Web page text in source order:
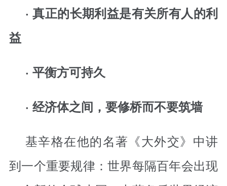
· 真正的长期利益是有关所有人的利
益
· 平衡方可持久
· 经济体之间，要修桥而不要筑墙
基辛格在他的名著《大外交》中讲
到一个重要规律：世界每隔百年会出现